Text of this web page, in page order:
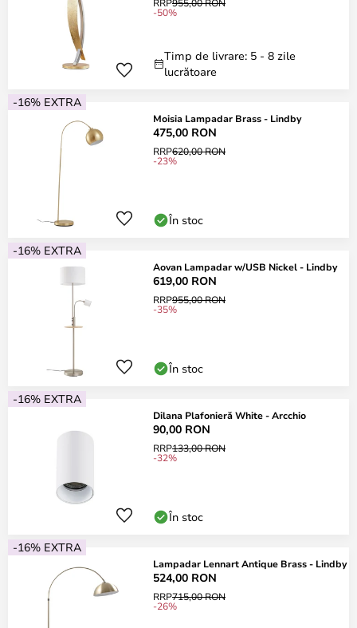
-50%
Timp de livrare: 5 - 8 zile
lucrătoare
-16% EXTRA
Moisia Lampadar Brass - Lindby
475,00 RON
RRP620,00 RON
-23%
În stoc
-16% EXTRA
Aovan Lampadar w/USB Nickel - Lindby
619,00 RON
RRP955,00 RON
-35%
În stoc
-16% EXTRA
Dilana Plafonieră White - Arcchio
90,00 RON
RRP133,00 RON
-32%
În stoc
-16% EXTRA
Lampadar Lennart Antique Brass - Lindby
524,00 RON
RRP715,00 RON
-26%